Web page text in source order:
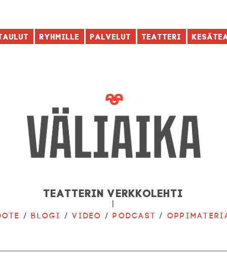
Ryhmille Palvelut Teatteri
Teatterin verkkolehti
|
/Blogi /Video /Podcast /